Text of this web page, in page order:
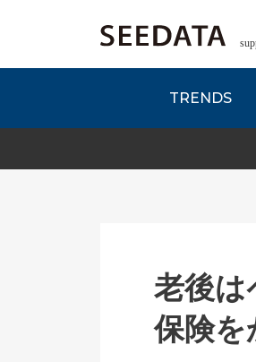
TRENDS
EDITORIAL
老後は
保険を